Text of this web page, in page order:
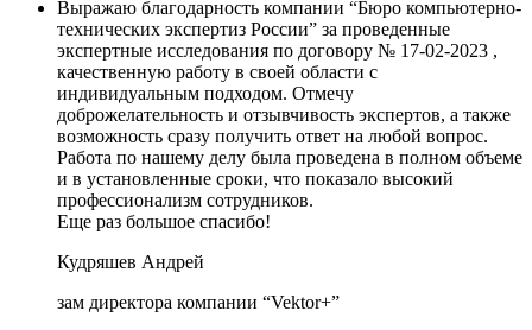
Выражаю благодарность компании “Бюро компьютерно-
технических экспертиз России” за проведенные
экспертные исследования по договору № 17-02-2023 ,
качественную работу в своей области с
индивидуальным подходом. Отмечу
доброжелательность и отзывчивость экспертов, а также
возможность сразу получить ответ на любой вопрос.
Работа по нашему делу была проведена в полном объеме
и в установленные сроки, что показало высокий
профессионализм сотрудников.
Еще раз большое спасибо!
Кудряшев Андрей
зам директора компании “Vektor+”